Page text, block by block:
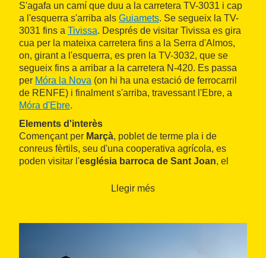
S'agafa un camí que duu a la carretera TV-3031 i cap
a l'esquerra s'arriba als Guiamets. Se segueix la TV-
3031 fins a Tivissa. Després de visitar Tivissa es gira
cua per la mateixa carretera fins a la Serra d'Almos,
on, girant a l'esquerra, es pren la TV-3032, que se
segueix fins a arribar a la carretera N-420. Es passa
per Móra la Nova (on hi ha una estació de ferrocarril
de RENFE) i finalment s'arriba, travessant l'Ebre, a
Móra d'Ebre.
Elements d'interès
Començant per Marçà, poblet de terme pla i de
conreus fèrtils, seu d'una cooperativa agrícola, es
poden visitar l'església barroca de Sant Joan, el
celler-museu La Miloquera .
l'entrada del poble.
Llegir més